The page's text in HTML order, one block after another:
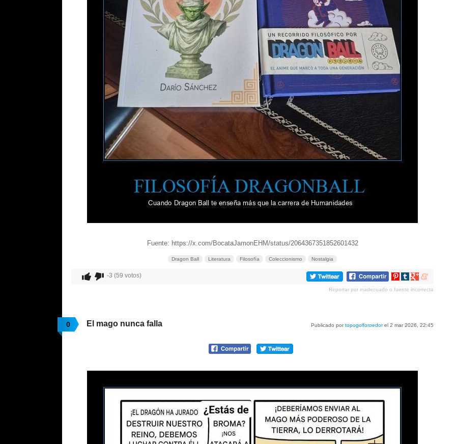
Fuente: https://x.com/BocataJamonEHM/status/2064367351852601432
Dragon Ball Literatura Filosofía Coleccionismo Nostalgia
-3 (59 votos)
Compartir
Pinterest
Compartir
tumblr
Compartir
Google+
Compartir
meneame
Reportar por inadecuado o fuente incorrecta
0 Publicado portopogolforoedorel 2 mar 2026, 22:45
El mago nunca falla